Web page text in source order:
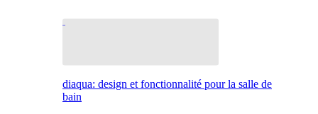
diaqua: design et fonctionnalité pour la salle de
bain